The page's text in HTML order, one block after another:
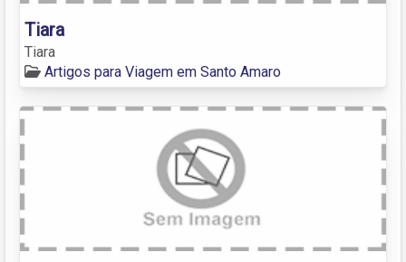
Tiara
Tiara
Artigos para Viagem em Santo Amaro